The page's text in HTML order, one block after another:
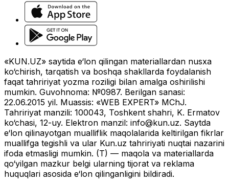
«KUN.UZ» saytida e‘lon qilingan materiallardan nusxa
ko‘chirish, tarqatish va boshqa shakllarda foydalanish
faqat tahririyat yozma roziligi bilan amalga oshirilishi
mumkin. Guvohnoma: №0987. Berilgan sanasi:
22.06.2015 yil. Muassis: «WEB EXPERT» MChJ.
Tahririyat manzili: 100043, Toshkent shahri, K. Ermatov
ko‘chasi, 12-uy. Elektron manzil: info@kun.uz. Saytda
e‘lon qilinayotgan mualliflik maqolalarida keltirilgan fikrlar
muallifga tegishli va ular Kun.uz tahririyati nuqtai nazarini
ifoda etmasligi mumkin. (T) — maqola va materiallarda
qo‘yilgan mazkur belgi ularning tijorat va reklama
huquqlari asosida e‘lon qilinganligini bildiradi.